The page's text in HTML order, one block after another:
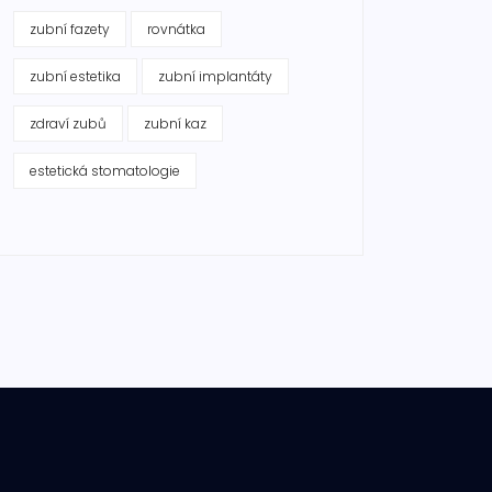
zubní fazety rovnátka
zubní estetika zubní implantáty
zdraví zubů zubní kaz
estetická stomatologie